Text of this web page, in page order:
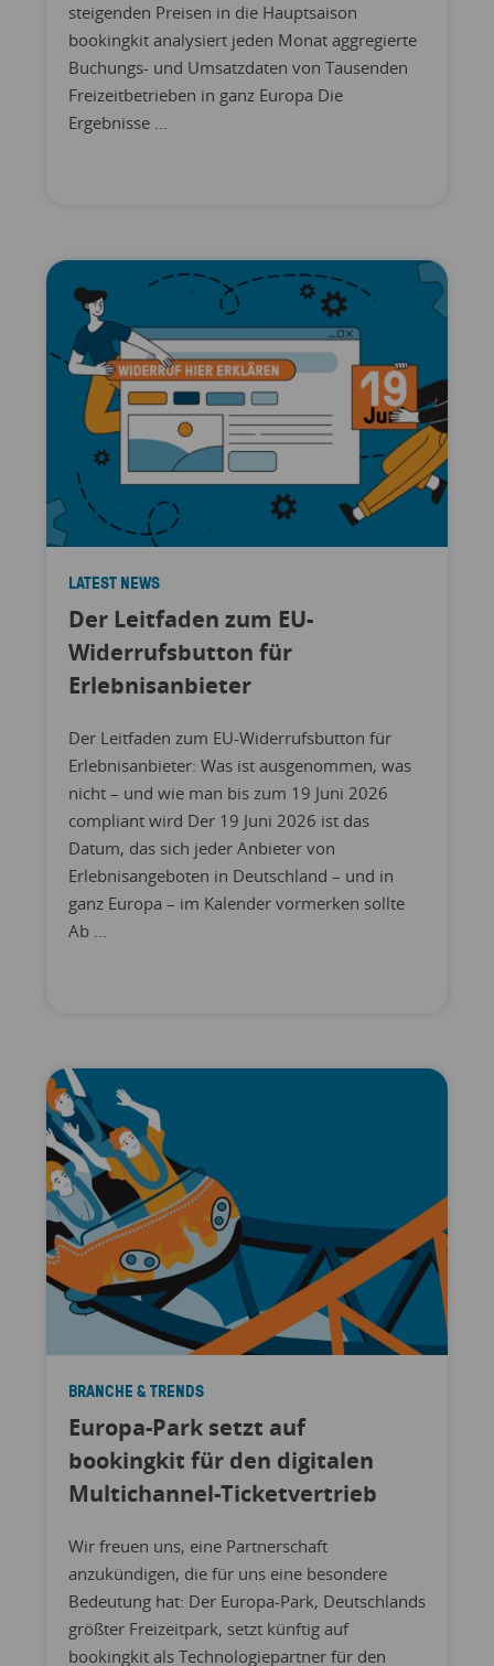
steigenden Preisen in die Hauptsaison
bookingkit analysiert jeden Monat aggregierte
Buchungs- und Umsatzdaten von Tausenden
Freizeitbetrieben in ganz Europa Die
Ergebnisse ...
LATEST NEWS
Der Leitfaden zum EU-
Widerrufsbutton für
Erlebnisanbieter
Der Leitfaden zum EU-Widerrufsbutton für
Erlebnisanbieter: Was ist ausgenommen, was
nicht – und wie man bis zum 19 Juni 2026
compliant wird Der 19 Juni 2026 ist das
Datum, das sich jeder Anbieter von
Erlebnisangeboten in Deutschland – und in
ganz Europa – im Kalender vormerken sollte
Ab ...
BRANCHE & TRENDS
Europa-Park setzt auf
bookingkit für den digitalen
Multichannel-Ticketvertrieb
Wir freuen uns, eine Partnerschaft
anzukündigen, die für uns eine besondere
Bedeutung hat: Der Europa-Park, Deutschlands
größter Freizeitpark, setzt künftig auf
bookingkit als Technologiepartner für den